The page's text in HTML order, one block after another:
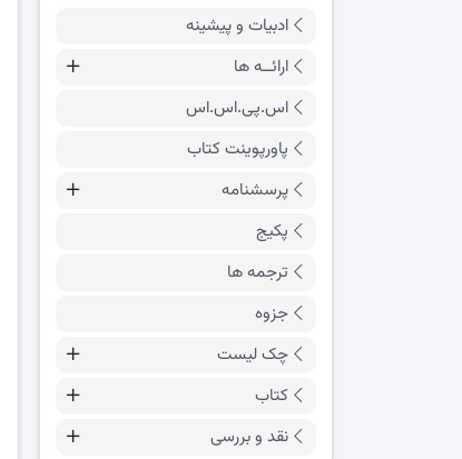
ادبیات و پیشینه
ارائــه ها
اس.پی.اس.اس
پاورپوینت کتاب
پرسشنامه
پکیج
ترجمه ها
جزوه
چک لیست
کتاب
نقد و بررسی